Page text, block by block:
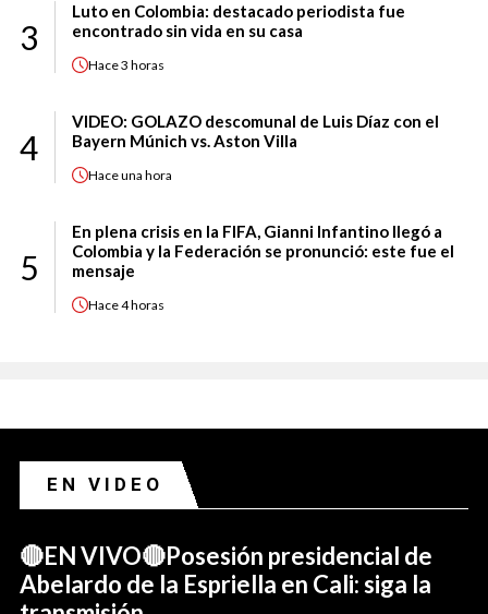
3
Luto en Colombia: destacado periodista fue
encontrado sin vida en su casa
Hace3 horas
4
VIDEO: GOLAZO descomunal de Luis Díaz con el
Bayern Múnich vs. Aston Villa
Haceuna hora
5
En plena crisis en la FIFA, Gianni Infantino llegó a
Colombia y la Federación se pronunció: este fue el
mensaje
Hace4 horas
EN VIDEO
🔴EN VIVO🔴Posesión presidencial de
Abelardo de la Espriella en Cali: siga la